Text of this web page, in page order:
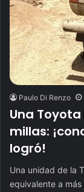
Paulo Di Renzo
Una
millas:
logró!
Una unidad de la
equivalente a